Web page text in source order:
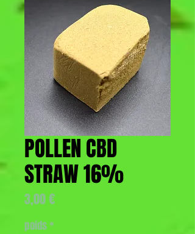
POLLEN CBD
STRAW 16%
3,00 €
poids*